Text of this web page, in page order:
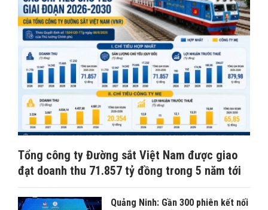
Tổng công ty Đường sắt Việt Nam được giao
đạt doanh thu 71.857 tỷ đồng trong 5 năm tới
Quảng Ninh: Gần 300 phiên kết nối